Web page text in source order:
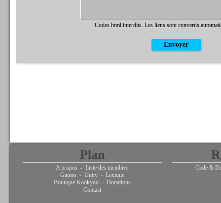
Codes html interdits. Les liens sont convertis
Plan
A propos - Liste des membres
Games - Unity - Lexique
Boutique Kookyoo - Donations
Contact
Code &